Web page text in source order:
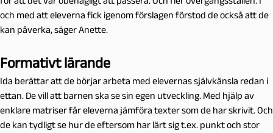
och med att eleverna fick igenom förslagen förstod de också att de
kan påverka, säger Anette.
Formativt lärande
Ida berättar att de börjar arbeta med elevernas självkänsla redan i
ettan. De vill att barnen ska se sin egen utveckling. Med hjälp av
enklare matriser får eleverna jämföra texter som de har skrivit. Och
de kan tydligt se hur de eftersom har lärt sig t.ex. punkt och stor